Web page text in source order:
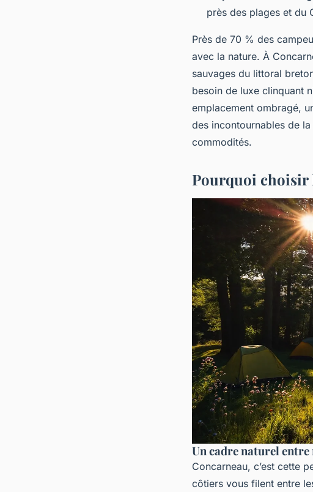
près des plages et du
Près de 70 % des
avec la nature. À
sauvages du littoral
besoin de luxe clinquant
emplacement ombragé,
des incontournables de
commodités.
Pourquoi choisir
Un cadre naturel
Concarneau, c’est cette
côtiers vous filent entre